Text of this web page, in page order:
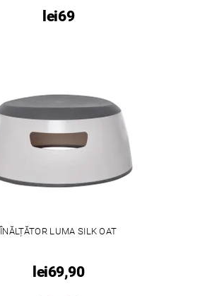
lei69
ÎNĂLȚĂTOR LUMA SILK OAT
lei69,90